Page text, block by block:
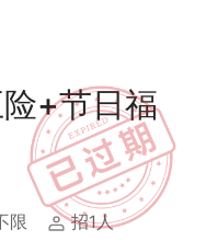
+节日福
限 招1人